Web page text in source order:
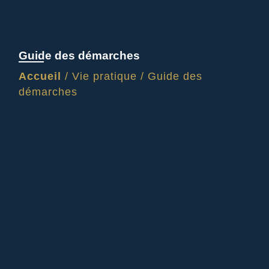
Guide des démarches
Accueil / Vie pratique / Guide des
démarches